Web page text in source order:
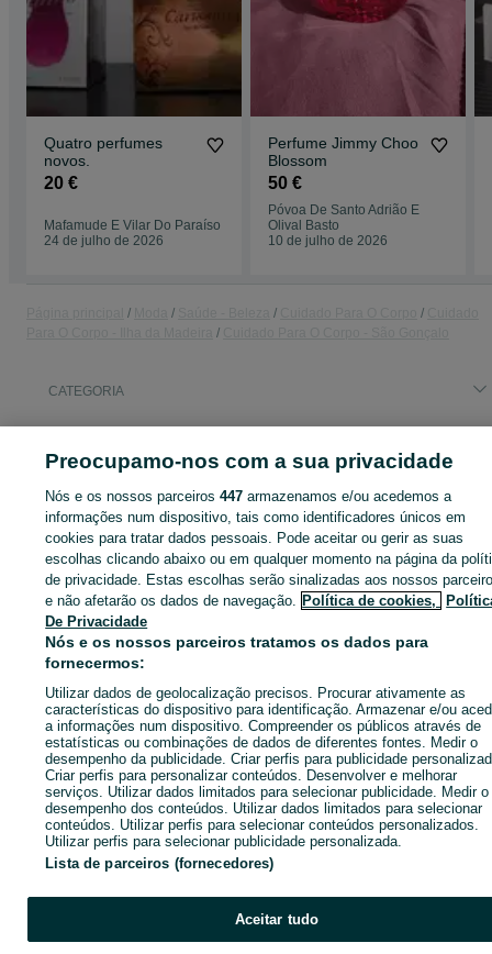
Quatro perfumes
novos.
20 €
Mafamude E Vilar Do Paraíso
24 de julho de 2026
Perfume Jimmy Choo
Blossom
50 €
Póvoa De Santo Adrião E
Olival Basto
10 de julho de 2026
CATEGORIA
Entra na tua conta OLX ou cria uma nova para contactares
anunciante
Entrar ou criar conta
Enviar mensagem
Preocupamo-nos com a sua privacidade
Nós e os nossos parceiros447 armazenamos e/ou acedemos a
informações num dispositivo, tais como identificadores únicos em
cookies para tratar dados pessoais. Pode aceitar ou gerir as suas
escolhas clicando abaixo ou em qualquer momento na página da
de privacidade. Estas escolhas serão sinalizadas aos nossos
e não afetarão os dados de navegação. Política de cookies,
De Privacidade
Nós e os nossos parceiros tratamos os dados para
fornecermos:
Utilizar dados de geolocalização precisos. Procurar ativamente as
características do dispositivo para identificação. Armazenar e/ou
a informações num dispositivo. Compreender os públicos através de
estatísticas ou combinações de dados de diferentes fontes. Medir o
desempenho da publicidade. Criar perfis para publicidade
Criar perfis para personalizar conteúdos. Desenvolver e melhorar
serviços. Utilizar dados limitados para selecionar publicidade. Medir o
desempenho dos conteúdos. Utilizar dados limitados para selecionar
conteúdos. Utilizar perfis para selecionar conteúdos personalizados.
Utilizar perfis para selecionar publicidade personalizada.
Lista de parceiros (fornecedores)
Aceitar tudo